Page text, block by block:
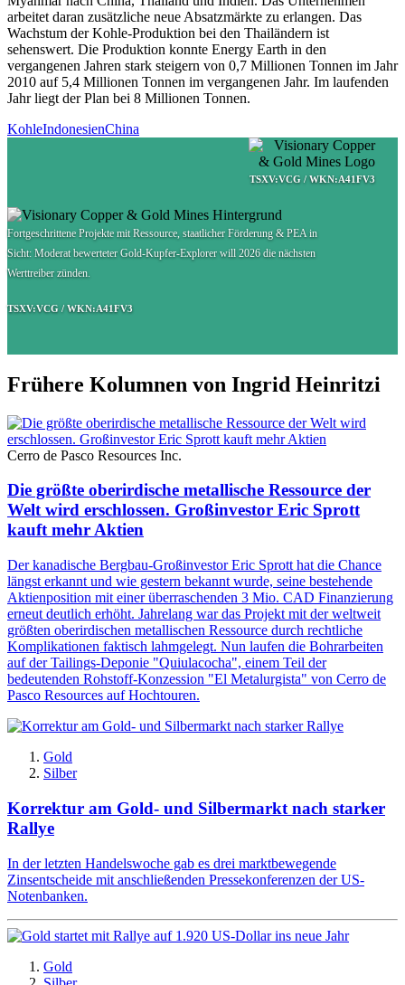
arbeitet daran zusätzliche neue Absatzmärkte zu erlangen. Das
Wachstum der Kohle-Produktion bei den Thailändern ist
sehenswert. Die Produktion konnte Energy Earth in den
vergangenen Jahren stark steigern von 0,7 Millionen Tonnen im Jahr
2010 auf 5,4 Millionen Tonnen im vergangenen Jahr. Im laufenden
Jahr liegt der Plan bei 8 Millionen Tonnen.
KohleIndonesienChina
TSXV:VCG / WKN:A41FV3
Fortgeschrittene Projekte mit Ressource, staatlicher Förderung & PEA in
Sicht: Moderat bewerteter Gold-Kupfer-Explorer will 2026 die nächsten
Werttreiber zünden.
TSXV:VCG / WKN:A41FV3
Frühere Kolumnen von Ingrid Heinritzi
Cerro de Pasco Resources Inc.
Die größte oberirdische metallische Ressource der
Welt wird erschlossen. Großinvestor Eric Sprott
kauft mehr Aktien
Der kanadische Bergbau-Großinvestor Eric Sprott hat die Chance
längst erkannt und wie gestern bekannt wurde, seine bestehende
Aktienposition mit einer überraschenden 3 Mio. CAD Finanzierung
erneut deutlich erhöht. Jahrelang war das Projekt mit der weltweit
größten oberirdischen metallischen Ressource durch rechtliche
Komplikationen faktisch lahmgelegt. Nun laufen die Bohrarbeiten
auf der Tailings-Deponie "Quiulacocha", einem Teil der
bedeutenden Rohstoff-Konzession "El Metalurgista" von Cerro de
Pasco Resources auf Hochtouren.
Gold
Silber
Korrektur am Gold- und Silbermarkt nach starker
Rallye
In der letzten Handelswoche gab es drei marktbewegende
Zinsentscheide mit anschließenden Pressekonferenzen der US-
Notenbanken.
Gold